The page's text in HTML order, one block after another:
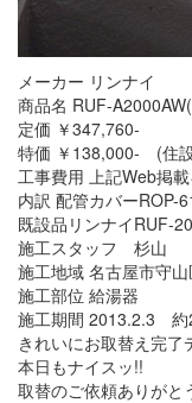
メーカー リンナイ
商品名 RUF-
定価 ￥347,760-
特価 ￥138,000- (住
工事費用 上記Web掲
内訳 配管カバーROP-
既設品リンナイRUF-
施工スタッフ 杉山
施工地域 名古屋市守
施工部位 給湯器
施工期間 2013.2.3 約
きれいにお取替え完了
本日もナイスッ!!
取替のご依頼ありが